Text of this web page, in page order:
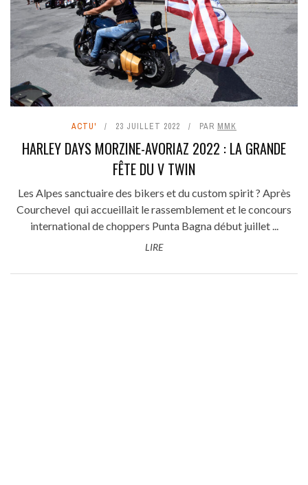
ACTU' 23 JUILLET 2022 PAR MMK
HARLEY DAYS MORZINE-AVORIAZ 2022 : LA GRANDE
FÊTE DU V TWIN
Les Alpes sanctuaire des bikers et du custom spirit ? Après
Courchevel qui accueillait le rassemblement et le concours
international de choppers Punta Bagna début juillet ...
LIRE